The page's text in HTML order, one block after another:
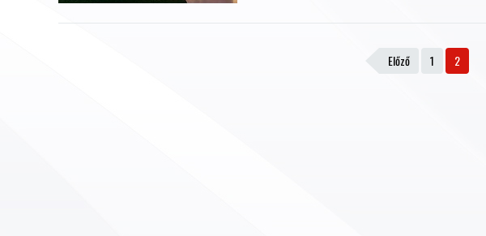
Előző 1 2